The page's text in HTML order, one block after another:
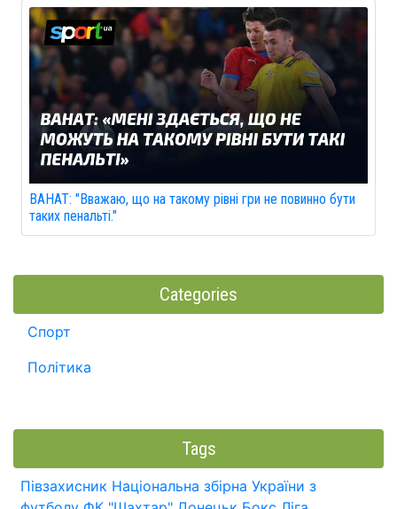
ВАНАТ: "Вважаю, що на такому рівні гри не повинно бути
таких пенальті."
Categories
Спорт
Політика
Tags
Півзахисник Національна збірна України з